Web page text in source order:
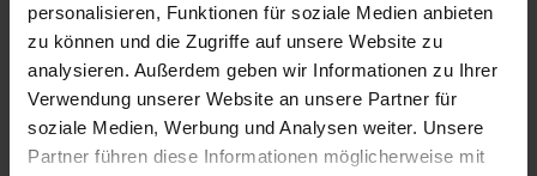
personalisieren, Funktionen für soziale Medien anbieten
zu können und die Zugriffe auf unsere Website zu
analysieren. Außerdem geben wir Informationen zu Ihrer
Verwendung unserer Website an unsere Partner für
soziale Medien, Werbung und Analysen weiter. Unsere
Partner führen diese Informationen möglicherweise mit
lose Ware Sackware
September
Januar
Mai
250 €
Die aktuelle Preisentwicklung für Holzpellets in Deutschland
können Sie jederzeit auf unsererPelletspreise-Seite